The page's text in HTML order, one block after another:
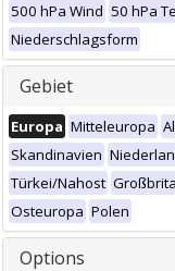
500 hPa Wind 50 hPa
Niederschlagsform
Gebiet
Europa Mitteleuropa
Skandinavien
Türkei/Nahost
Osteuropa Polen
Options